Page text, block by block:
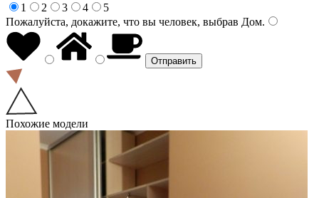
1
2 3 4
5
Пожалуйста, докажите, что вы человек, выбрав Дом.
Похожие модели